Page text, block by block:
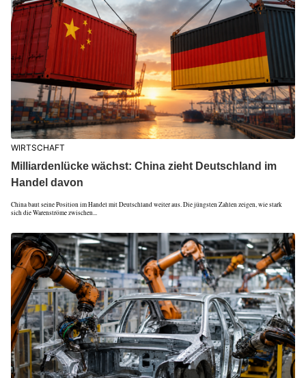
WIRTSCHAFT
Milliardenlücke wächst: China zieht Deutschland im
Handel davon
China baut seine Position im Handel mit Deutschland weiter aus. Die jüngsten Zahlen zeigen, wie stark
sich die Warenströme zwischen...